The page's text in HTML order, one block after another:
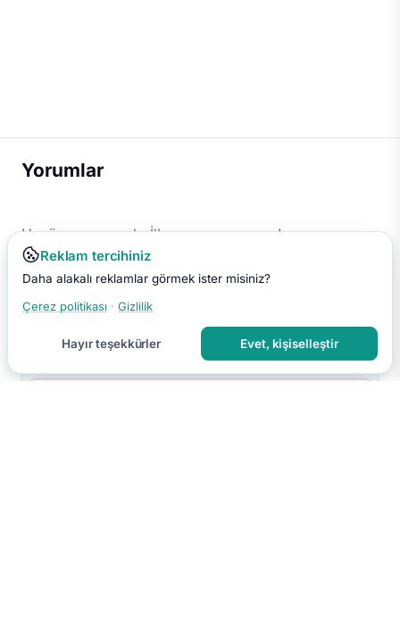
Yorumlar
Henüz yorum yok. İlk yorumu sen yap!
Reklam tercihiniz
Daha alakalı reklamlar görmek ister misiniz?
Çerez politikası · Gizlilik
Hayır teşekkürler Evet, kişiselleştir